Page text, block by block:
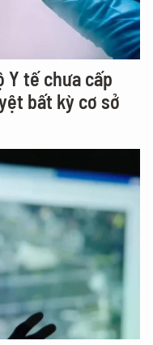
Y tế chưa cấp
bất kỳ cơ sở